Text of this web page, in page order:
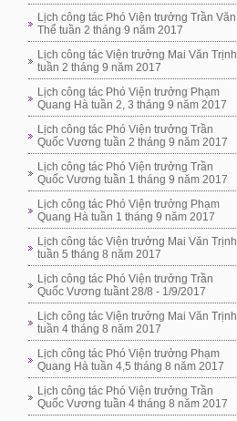
Lịch công tác Phó Viện trưởng Trần Văn
Thể tuần 2 tháng 9 năm 2017
Lịch công tác Viện trưởng Mai Văn Trịnh
tuần 2 tháng 9 năm 2017
Lịch công tác Phó Viện trưởng Phạm
Quang Hà tuần 2, 3 tháng 9 năm 2017
Lịch công tác Phó Viện trưởng Trần
Quốc Vương tuần 2 tháng 9 năm 2017
Lịch công tác Phó Viện trưởng Trần
Quốc Vương tuần 1 tháng 9 năm 2017
Lịch công tác Phó Viện trưởng Phạm
Quang Hà tuần 1 tháng 9 năm 2017
Lịch công tác Viện trưởng Mai Văn Trịnh
tuần 5 tháng 8 năm 2017
Lịch công tác Phó Viện trưởng Trần
Quốc Vương tuầnt 28/8 - 1/9/2017
Lịch công tác Viện trưởng Mai Văn Trịnh
tuần 4 tháng 8 năm 2017
Lịch công tác Phó Viện trưởng Phạm
Quang Hà tuần 4,5 tháng 8 năm 2017
Lịch công tác Phó Viện trưởng Trần
Quốc Vương tuần 4 tháng 8 năm 2017